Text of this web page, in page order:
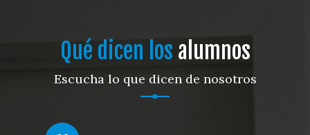
Qué dicen los alumnos
Escucha lo que dicen de nosotros